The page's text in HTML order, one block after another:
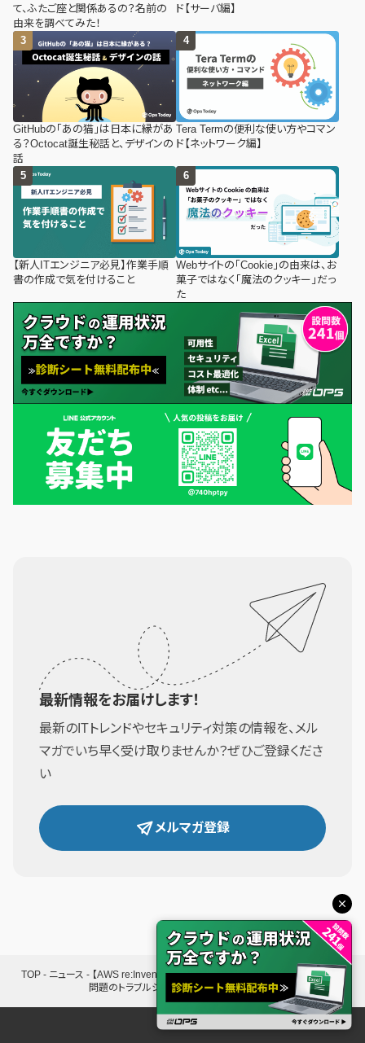
て、ふたご座と関係あるの？名前の
由来を調べてみた！
ド【サーバ編】
GitHubの「あの猫」は日本に縁があ
る？Octocat誕生秘話と、デザインの
話
Tera Termの便利な使い方やコマン
ド【ネットワーク編】
【新人ITエンジニア必見】作業手順
書の作成で気を付けること
Webサイトの「Cookie」の由来は、お
菓子ではなく「魔法のクッキー」だっ
た
最新情報をお届けします！
最新のITトレンドやセキュリティ対策の情報を、メル
マガでいち早く受け取りませんか？ぜひご登録くださ
い
メルマガ登録
TOP - ニュース - 【AWS re:Invent 2025】大規模なデータベースパフォーマンス
問題のトラブルシューティング｜講演レポート